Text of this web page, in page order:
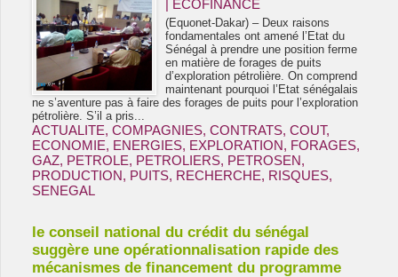
| ECOFINANCE
(Equonet-Dakar) – Deux raisons
fondamentales ont amené l’Etat du
Sénégal à prendre une position ferme
en matière de forages de puits
d’exploration pétrolière. On comprend
maintenant pourquoi l’Etat sénégalais
ne s’aventure pas à faire des forages de puits pour l’exploration
pétrolière. S’il a pris...
ACTUALITE, COMPAGNIES, CONTRATS, COUT,
ECONOMIE, ENERGIES, EXPLORATION, FORAGES,
GAZ, PETROLE, PETROLIERS, PETROSEN,
PRODUCTION, PUITS, RECHERCHE, RISQUES,
SENEGAL
le conseil national du crédit du sénégal
suggère une opérationnalisation rapide des
mécanismes de financement du programme